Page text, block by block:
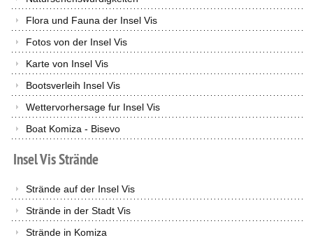
Flora und Fauna der Insel Vis
Fotos von der Insel Vis
Karte von Insel Vis
Bootsverleih Insel Vis
Wettervorhersage fur Insel Vis
Boat Komiza - Bisevo
InselVisStrände
Strände auf der Insel Vis
Strände in der Stadt Vis
Strände in Komiza